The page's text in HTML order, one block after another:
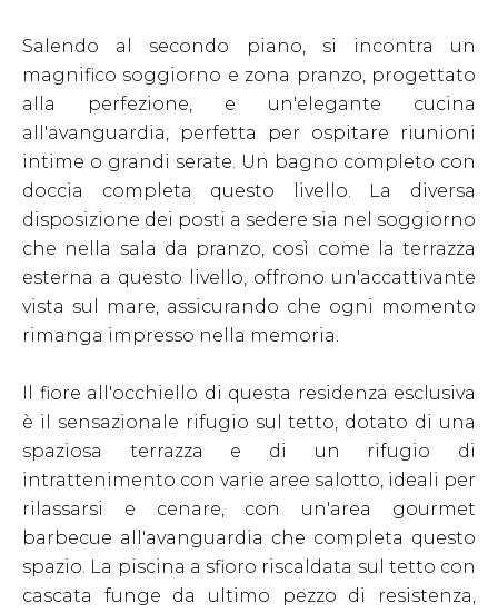
Salendo al secondo piano, si incontra un
magnifico soggiorno e zona pranzo, progettato
alla perfezione, e un'elegante cucina
all'avanguardia, perfetta per ospitare riunioni
intime o grandi serate. Un bagno completo con
doccia completa questo livello. La diversa
disposizione dei posti a sedere sia nel soggiorno
che nella sala da pranzo, così come la terrazza
esterna a questo livello, offrono un'accattivante
vista sul mare, assicurando che ogni momento
rimanga impresso nella memoria.
Il fiore all'occhiello di questa residenza esclusiva
è il sensazionale rifugio sul tetto, dotato di una
spaziosa terrazza e di un rifugio di
intrattenimento con varie aree salotto, ideali per
rilassarsi e cenare, con un'area gourmet
barbecue all'avanguardia che completa questo
spazio. La piscina a sfioro riscaldata sul tetto con
cascata funge da ultimo pezzo di resistenza,